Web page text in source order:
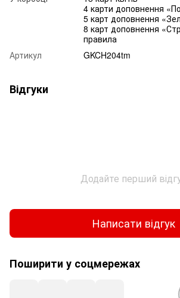
4 карти доповнення
5 карт доповнення
8 карт доповнення
правила
Артикул
GKCH204tm
Відгуки
Додайте перший
Написати відгук
Поширити у соцмережах